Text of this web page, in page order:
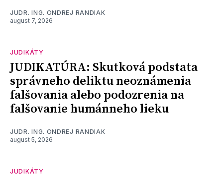
JUDR. ING. ONDREJ RANDIAK
august 7, 2026
JUDIKÁTY
JUDIKATÚRA: Skutková podstata
správneho deliktu neoznámenia
falšovania alebo podozrenia na
falšovanie humánneho lieku
JUDR. ING. ONDREJ RANDIAK
august 5, 2026
JUDIKÁTY